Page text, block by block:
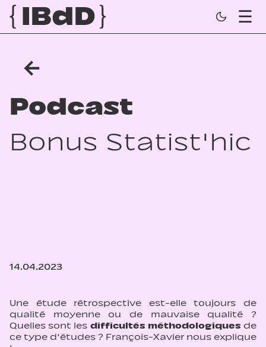
←
Podcast
Bonus Statist'hic
14.04.2023
Une étude rétrospective est-elle toujours de
qualité moyenne ou de mauvaise qualité ?
Quelles sont les difficultés méthodologiques de
ce type d'études ? François-Xavier nous explique